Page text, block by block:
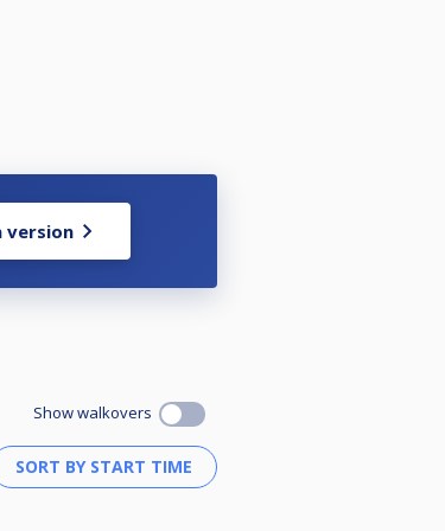
version
Show walkovers